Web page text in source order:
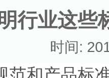
行业这些
时间: